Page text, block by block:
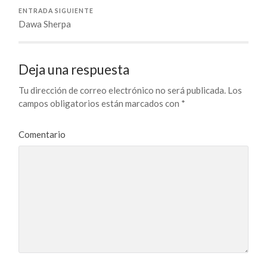
ENTRADA SIGUIENTE
Dawa Sherpa
Deja una respuesta
Tu dirección de correo electrónico no será publicada. Los
campos obligatorios están marcados con *
Comentario